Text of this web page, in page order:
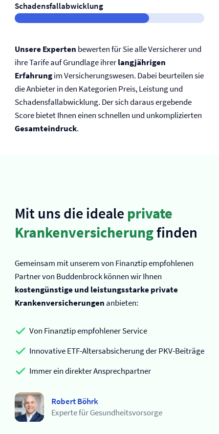
Schadensfallabwicklung
Unsere Experten bewerten für Sie alle Versicherer und
ihre Tarife auf Grundlage ihrerlangjährigen
Erfahrungim Versicherungswesen. Dabei beurteilen sie
die Anbieter in den Kategorien Preis, Leistung und
Schadensfallabwicklung. Der sich daraus ergebende
Score bietet Ihnen einen schnellen und unkomplizierten
Gesamteindruck.
Mit uns die ideale private
Kranken­versicherungfinden
Gemeinsam mit unserem von Finanztip empfohlenen
Partner von Buddenbrock können wir Ihnen
kostengünstige und leistungsstarke private
Kranken­versicherungen anbieten:
Von Finanztip empfohlener Service
Innovative ETF-Altersabsicherung der PKV-Beiträge
Immer ein direkter Ansprechpartner
Robert Böhrk
Experte für Gesundheitsvorsorge